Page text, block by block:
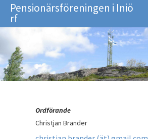
Pensionärsföreningen i Iniö
rf
Ordförande
Christjan Brander